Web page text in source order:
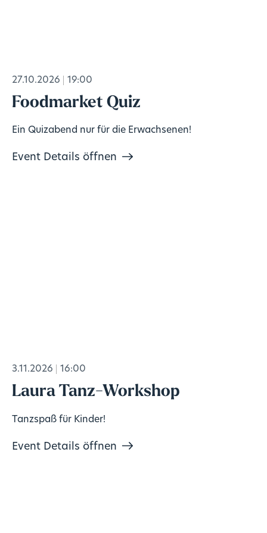
27.10.2026 19:00
Foodmarket Quiz
Ein Quizabend nur für die Erwachsenen!
Event Details öffnen
3.11.2026 16:00
Laura Tanz-Workshop
Tanzspaß für Kinder!
Event Details öffnen